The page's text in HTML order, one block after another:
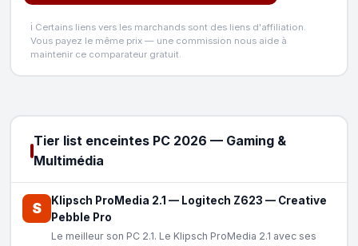
ℹ️ Certains liens vers les marchands sont des liens d'affiliation.
Vous payez le même prix — une commission nous aide à
maintenir ce comparateur gratuit.
Tier list enceintes PC 2026 — Gaming &
Multimédia
S Klipsch ProMedia 2.1 — Logitech Z623 — Creative
Pebble Pro
Le meilleur son PC 2.1. Le Klipsch ProMedia 2.1 avec ses